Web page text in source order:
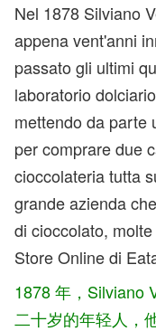
Nel 1878 Silviano
appena vent'anni
passato gli ultimi
laboratorio
mettendo da parte
per comprare due
cioccolateria tutta
grande azienda
di cioccolato,
Store Online di
1878 年，Silviano
二十岁的年轻人，